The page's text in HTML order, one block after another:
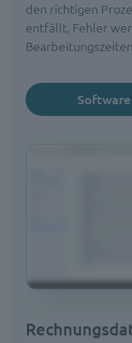
den richtigen
entfällt, Fehler